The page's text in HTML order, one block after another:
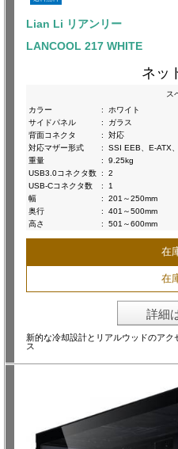
Lian Li リアンリー
LANCOOL 217 WHITE
ネッ
ス
カラー
:
ホワイト
サイドパネル
:
ガラス
背面コネクタ
:
対応
対応マザー形式
:
SSI EEB、E-ATX
重量
:
9.25kg
USB3.0コネクタ数 :
2
USB-Cコネクタ数
:
1
幅
:
201～250mm
奥行
:
401～500mm
高さ
: 501～600mm
在
在
詳細
新的な冷却設計とリアルウッドのア
ス